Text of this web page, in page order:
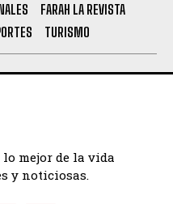
FARAH LA REVISTA
TURISMO
mejor de la vida
y noticiosas.